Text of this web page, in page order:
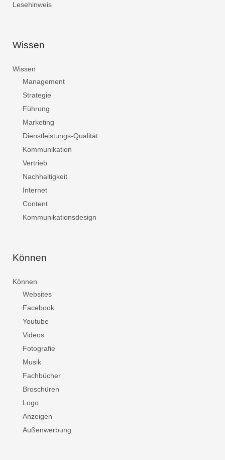
Lesehinweis
Wissen
Wissen
Management
Strategie
Führung
Marketing
Dienstleistungs-Qualität
Kommunikation
Vertrieb
Nachhaltigkeit
Internet
Content
Kommunikationsdesign
Können
Können
Websites
Facebook
Youtube
Videos
Fotografie
Musik
Fachbücher
Broschüren
Logo
Anzeigen
Außenwerbung